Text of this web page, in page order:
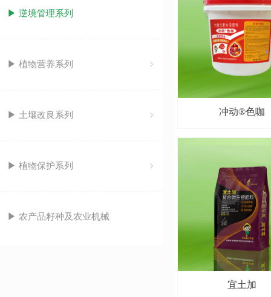
▶ 逆境管理系列
ꁇ
▶ 植物营养系列
ꁇ
▶ 土壤改良系列
ꁇ
▶ 植物保护系列
▶ 农产品籽种及农业机械
冲动®色咖
宜土加